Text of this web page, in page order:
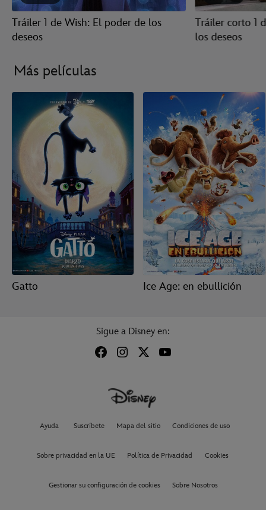
Tráiler 1 de Wish: El poder de los
deseos
Tráiler corto 1
los deseos
Más películas
Gatto Ice Age: en ebullición
Sigue a Disney en:
Ayuda Suscríbete Mapa del sitio Condiciones de uso
Sobre privacidad en la UE Política de Privacidad Cookies
Gestionar su configuración de cookies Sobre Nosotros